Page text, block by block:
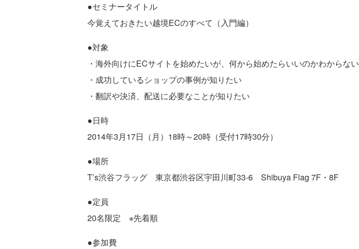
●セミナータイトル
今覚えておきたい越境ECのすべて（入門編）
●対象
・海外向けにECサイトを始めたいが、何から始めたらいいのかわからない
・成功しているショップの事例が知りたい
・翻訳や決済、配送に必要なことが知りたい
●日時
2014年3月17日（月）18時～20時（受付17時30分）
●場所
T’s渋谷フラッグ 東京都渋谷区宇田川町33-6 Shibuya Flag 7F・8F
●定員
20名限定 ※先着順
●参加費